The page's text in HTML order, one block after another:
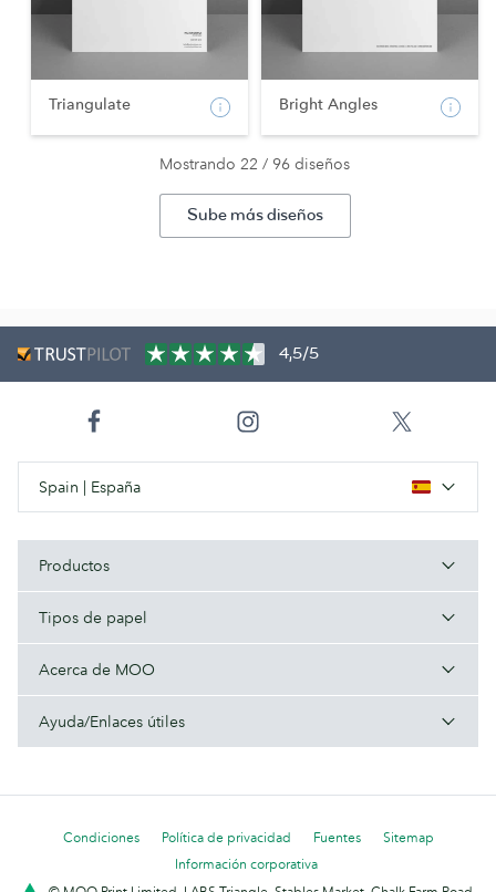
Triangulate Bright Angles
Mostrando 22 / 96 diseños
Sube más diseños
4,5/5
Spain | España
Productos
Tipos de papel
Acerca de MOO
Ayuda/Enlaces útiles
Condiciones Política de privacidad Fuentes
Sitemap
Información corporativa